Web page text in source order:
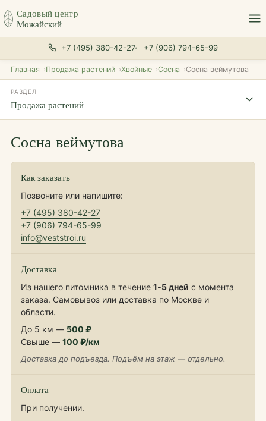
Садовый центр
Можайский
+7 (495) 380-42-27 +7 (906) 794-65-99
Главная Продажа растений Хвойные Сосна Сосна веймутова
РАЗДЕЛ
Продажа растений
Сосна веймутова
Как заказать
Позвоните или напишите:
+7 (495) 380-42-27
+7 (906) 794-65-99
info@veststroi.ru
Доставка
Из нашего питомника в течение 1‑5 дней с момента
заказа. Самовывоз или доставка по Москве и
области.
До 5 км — 500 ₽
Свыше — 100 ₽/км
Доставка до подъезда. Подъём на этаж — отдельно.
Оплата
При получении.